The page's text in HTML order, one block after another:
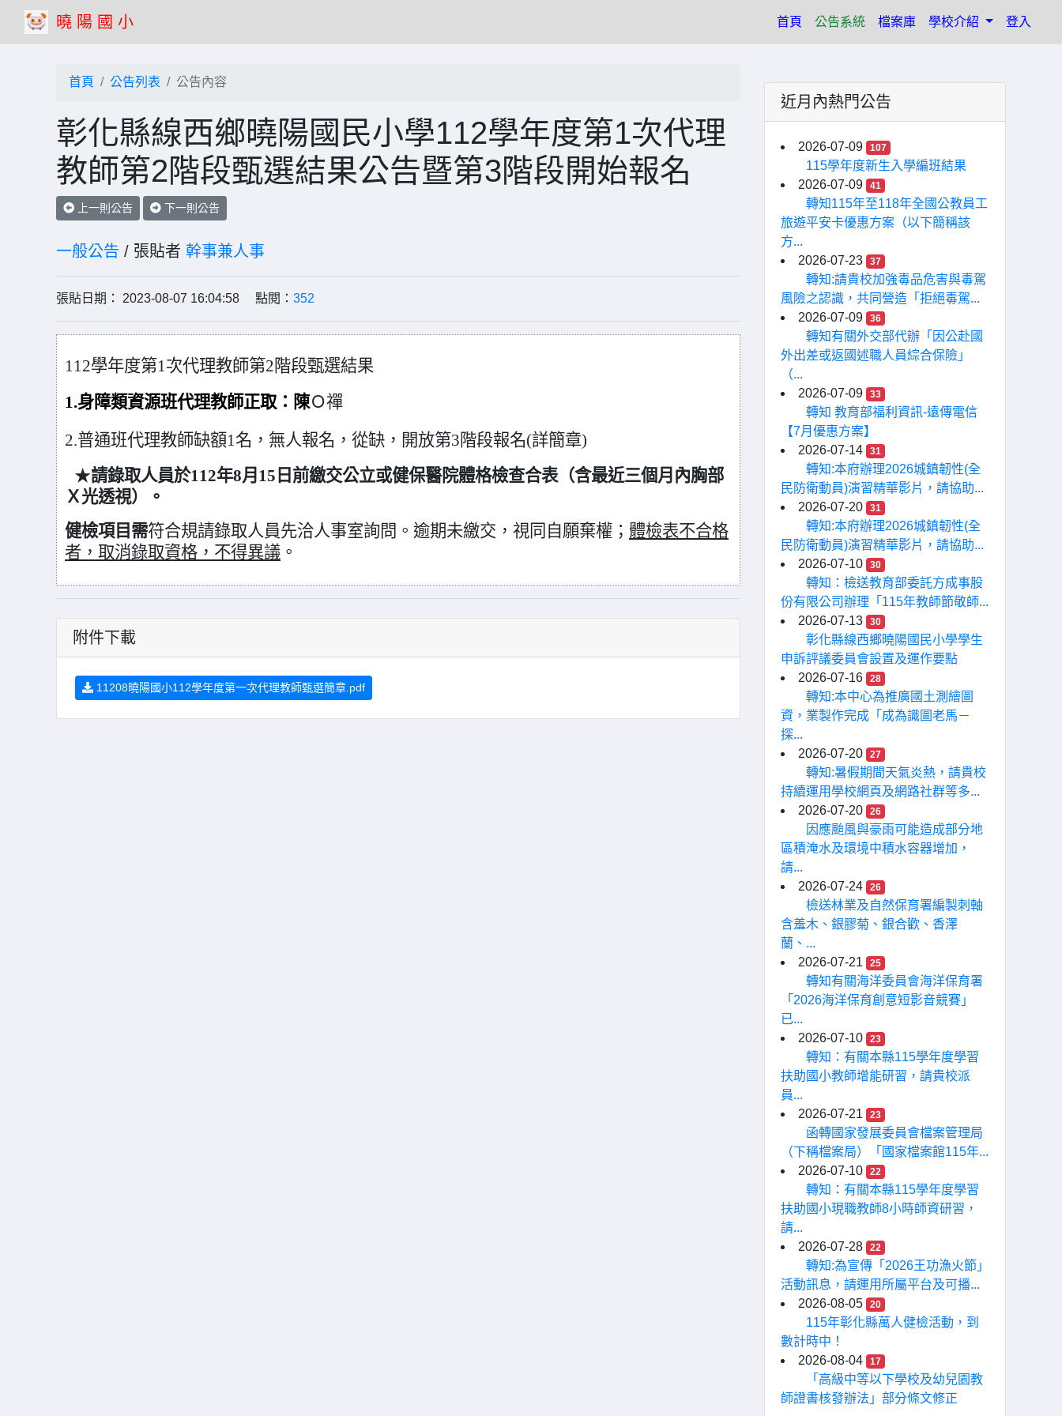
曉 陽 國 小 首頁 (current)
公告系統 檔案庫 學校介紹 登入
首頁 公告列表 公告內容
彰化縣線西鄉曉陽國民小學112學年度第1次代理
教師第2階段甄選結果公告暨第3階段開始報名
上一則公告 下一則公告
一般公告 / 張貼者 幹事兼人事
張貼日期： 2023-08-07 16:04:58 點閱： 352
112學年度第1次代理教師第2階段甄選結果
1.身障類資源班代理教師正取：陳Ｏ禪
2.普通班代理教師缺額1名，無人報名，從缺，開放第3階段報名(詳簡章)
★請錄取人員於112年8月15日前繳交公立或健保醫院體格檢查合表（含最近三個月內胸部
Ｘ光透視）。
健檢項目需符合規請錄取人員先洽人事室詢問。逾期未繳交，視同自願棄權； 體檢表不合格
者，取消錄取資格，不得異議 。
附件下載
11208曉陽國小112學年度第一次代理教師甄選簡章.pdf
近月內熱門公告
2026-07-09 107
115學年度新生入學編班結果
2026-07-09
41
轉知115年至118年全國公教員工
旅遊平安卡優惠方案（以下簡稱該
方...
2026-07-23
37
轉知:請貴校加強毒品危害與毒駕
風險之認識，共同營造「拒絕毒駕...
2026-07-09
36
轉知有關外交部代辦「因公赴國
外出差或返國述職人員綜合保險」
（...
2026-07-09
33
轉知 教育部福利資訊-遠傳電信
【7月優惠方案】
2026-07-14
31
轉知:本府辦理2026城鎮韌性(全
民防衛動員)演習精華影片，請協助...
2026-07-20
31
轉知:本府辦理2026城鎮韌性(全
民防衛動員)演習精華影片，請協助...
2026-07-10
30
轉知：檢送教育部委託方成事股
份有限公司辦理「115年教師節敬師...
2026-07-13
30
彰化縣線西鄉曉陽國民小學學生
申訴評議委員會設置及運作要點
2026-07-16
28
轉知:本中心為推廣國土測繪圖
資，業製作完成「成為識圖老馬－
探...
2026-07-20
27
轉知:暑假期間天氣炎熱，請貴校
持續運用學校網頁及網路社群等多...
2026-07-20
26
因應颱風與豪雨可能造成部分地
區積淹水及環境中積水容器增加，
請...
2026-07-24
26
檢送林業及自然保育署編製刺軸
含羞木、銀膠菊、銀合歡、香澤
蘭、...
2026-07-21
25
轉知有關海洋委員會海洋保育署
「2026海洋保育創意短影音競賽」
已...
2026-07-10
23
轉知：有關本縣115學年度學習
扶助國小教師增能研習，請貴校派
員...
2026-07-21
23
函轉國家發展委員會檔案管理局
（下稱檔案局）「國家檔案館115年...
2026-07-10
22
轉知：有關本縣115學年度學習
扶助國小現職教師8小時師資研習，
請...
2026-07-28
22
轉知:為宣傳「2026王功漁火節」
活動訊息，請運用所屬平台及可播...
2026-08-05
20
115年彰化縣萬人健檢活動，到
數計時中！
2026-08-04
17
「高級中等以下學校及幼兒園教
師證書核發辦法」部分條文修正